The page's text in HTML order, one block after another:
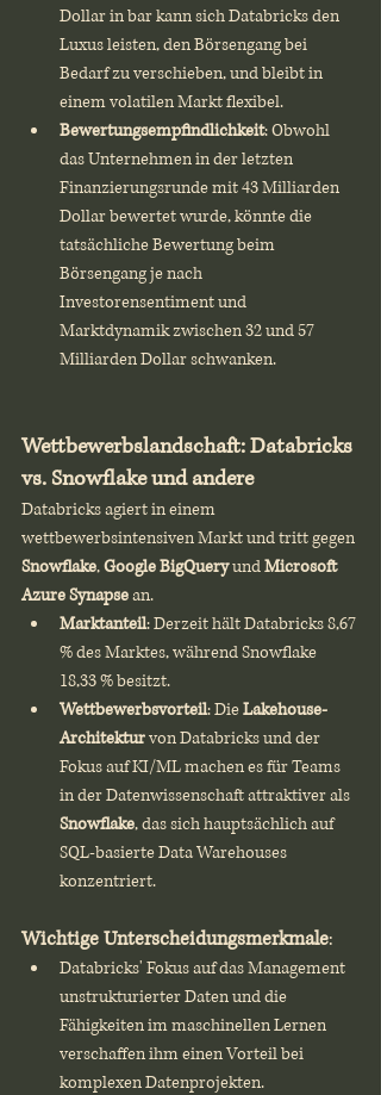
Dollar in bar kann sich Databricks den
Luxus leisten, den Börsengang bei
Bedarf zu verschieben, und bleibt in
einem volatilen Markt flexibel.
Bewertungsempfindlichkeit: Obwohl
das Unternehmen in der letzten
Finanzierungsrunde mit 43 Milliarden
Dollar bewertet wurde, könnte die
tatsächliche Bewertung beim
Börsengang je nach
Investorensentiment und
Marktdynamik zwischen 32 und 57
Milliarden Dollar schwanken.
Wettbewerbslandschaft: Databricks
vs. Snowflake und andere
Databricks agiert in einem
wettbewerbsintensiven Markt und tritt gegen
Snowflake, Google BigQuery und Microsoft
Azure Synapse an.
Marktanteil: Derzeit hält Databricks 8,67
% des Marktes, während Snowflake
18,33 % besitzt.
Wettbewerbsvorteil: Die Lakehouse-
Architektur von Databricks und der
Fokus auf KI/ML machen es für Teams
in der Datenwissenschaft attraktiver als
Snowflake, das sich hauptsächlich auf
SQL-basierte Data Warehouses
konzentriert.
Wichtige Unterscheidungsmerkmale:
Databricks' Fokus auf das Management
unstrukturierter Daten und die
Fähigkeiten im maschinellen Lernen
verschaffen ihm einen Vorteil bei
komplexen Datenprojekten.